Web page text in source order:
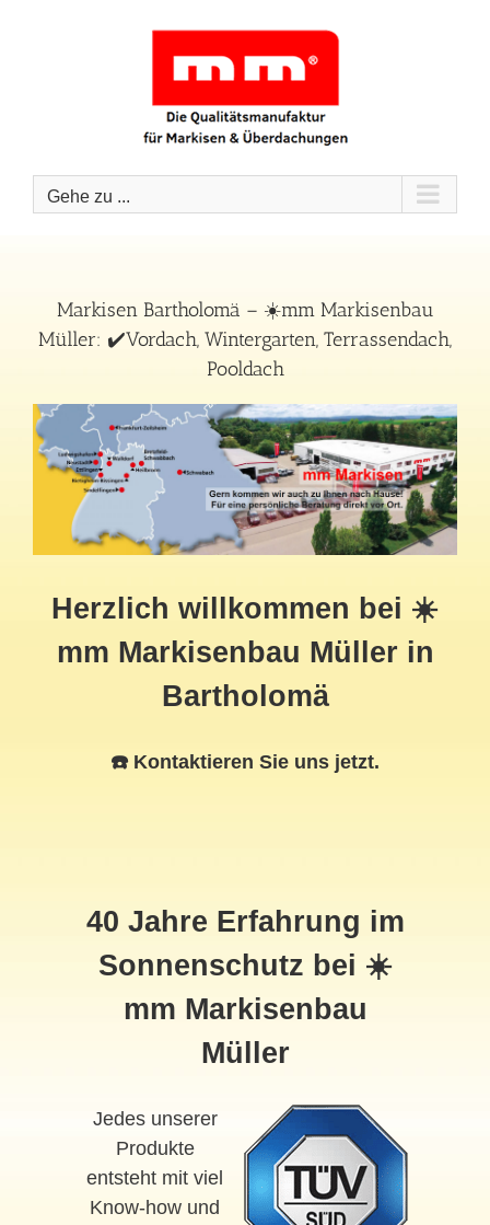
Gehe zu ...
Markisen Bartholomä – ☀️mm Markisenbau
Müller: ✔️Vordach, Wintergarten, Terrassendach,
Pooldach
Herzlich willkommen bei ☀️
mm Markisenbau Müller in
Bartholomä
☎️ Kontaktieren Sie uns jetzt.
40 Jahre Erfahrung im
Sonnenschutz bei ☀️
mm Markisenbau
Müller
Jedes unserer
Produkte
entsteht mit viel
Know-how und